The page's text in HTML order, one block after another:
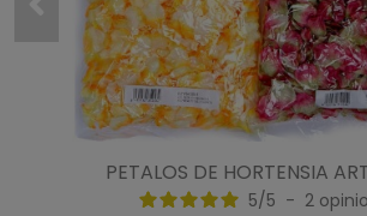
PETALOS DE HORTENSIA
5/5 - 2